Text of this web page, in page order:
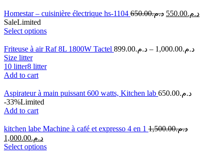
Homestar – cuisinière électrique hs-1104 د.م.650.00 د.م.550.00
SaleLimited
Select options
Friteuse à air Raf 8L 1800W Tactel د.م.899.00 – د.م.1,000.00
Size litter
10 litter8 litter
Add to cart
Aspirateur à main puissant 600 watts, Kitchen lab د.م.650.00
-33%Limited
Add to cart
kitchen labe Machine à café et expresso 4 en 1 د.م.1,500.00
د.م.1,000.00
Select options